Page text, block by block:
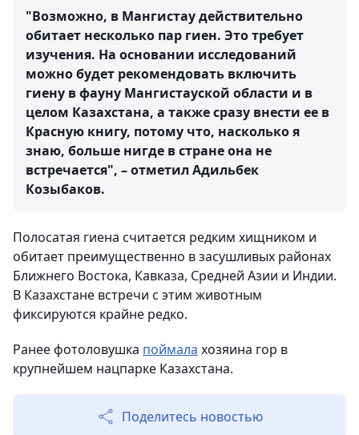
"Возможно, в Мангистау действительно
обитает несколько пар гиен. Это требует
изучения. На основании исследований
можно будет рекомендовать включить
гиену в фауну Мангистауской области и в
целом Казахстана, а также сразу внести ее в
Красную книгу, потому что, насколько я
знаю, больше нигде в стране она не
встречается", – отметил Адильбек
Козыбаков.
Полосатая гиена считается редким хищником и
обитает преимущественно в засушливых районах
Ближнего Востока, Кавказа, Средней Азии и Индии.
В Казахстане встречи с этим животным
фиксируются крайне редко.
Ранее фотоловушка поймала хозяина гор в
крупнейшем нацпарке Казахстана.
Поделитесь новостью